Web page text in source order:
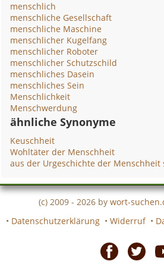
menschlich
menschliche Gesellschaft
menschliche Maschine
menschlicher Kugelfang
menschlicher Roboter
menschlicher Schutzschild
menschliches Dasein
menschliches Sein
Menschlichkeit
Menschwerdung
ähnliche Synonyme
Keuschheit
Wohltäter der Menschheit
aus der Urgeschichte der Menschheit
(c) 2009 - 2026 by wort-
• Datenschutzerklärung • Widerruf •